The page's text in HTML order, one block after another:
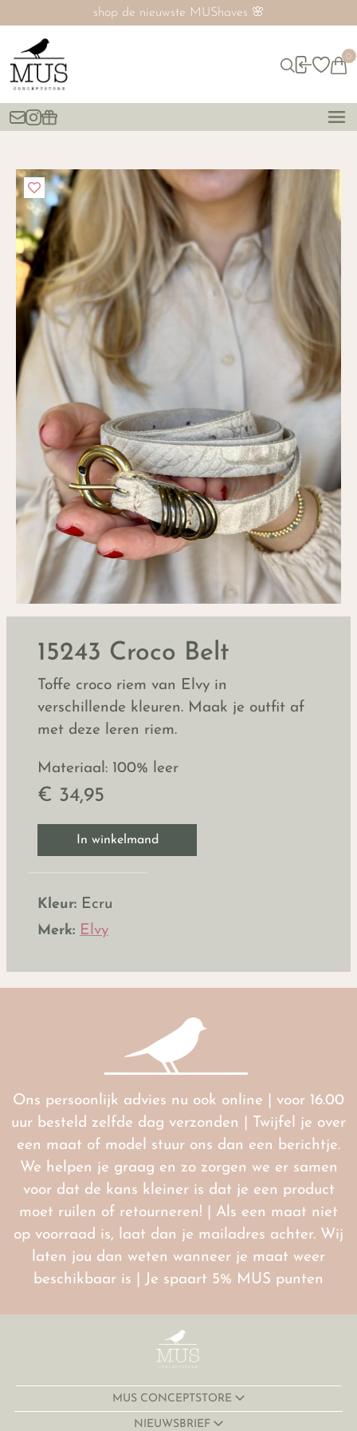
SALE nú tot 60% ‼️
0
15243 Croco Belt
Toffe croco riem van Elvy in
verschillende kleuren. Maak je outfit af
met deze leren riem.
Materiaal: 100% leer
€ 34,95
In winkelmand
Kleur: Ecru
Merk: Elvy
Ons persoonlijk advies nu ook online | voor 16.00
uur besteld zelfde dag verzonden | Twijfel je over
een maat of model stuur ons dan een berichtje.
We helpen je graag en zo zorgen we er samen
voor dat de kans kleiner is dat je een product
moet ruilen of retourneren! | Als een maat niet
op voorraad is, laat dan je mailadres achter. Wij
laten jou dan weten wanneer je maat weer
beschikbaar is | Je spaart 5% MUS punten
MUS CONCEPTSTORE
NIEUWSBRIEF